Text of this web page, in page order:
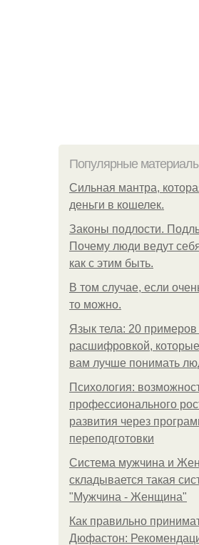
Популярные
Сильная мантра,
деньги в кошелек.
Законы подлости.
Почему люди ведут
как с этим быть.
В том случае, если
то можно.
Язык тела: 20 примеров
расшифровкой,
вам лучше понимать
Психология:
профессионального
развития через
переподготовки
Система мужчина и
складывается такая
"Мужчина - Женщина"
Как правильно
Дюфастон: